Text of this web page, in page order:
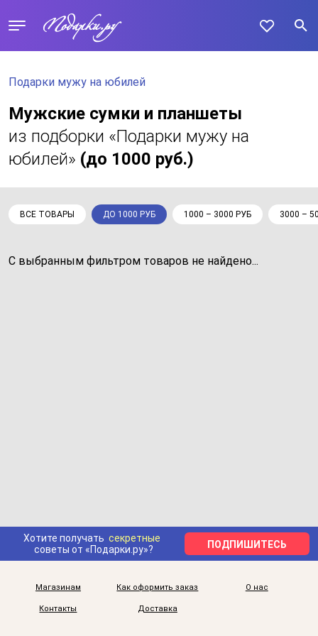
Подарки мужу на юбилей
Мужские сумки и планшеты
из подборки «Подарки мужу на
юбилей» (до 1000 руб.)
ВСЕ ТОВАРЫ ДО 1000 РУБ 1000 – 3000 РУБ 3000 –
С выбранным фильтром товаров не найдено...
Хотите получать секретные
советы от «Подарки.ру»?
ПОДПИШИТЕСЬ
Магазинам Как оформить заказ О нас
Контакты Доставка